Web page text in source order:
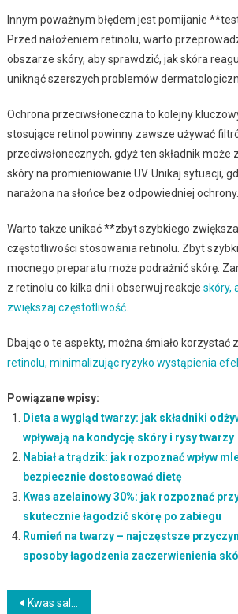
Innym poważnym błędem jest pomijanie
Przed nałożeniem retinolu, warto
obszarze skóry, aby sprawdzić, jak skóra
uniknąć szerszych problemów
Ochrona przeciwsłoneczna to kolejny
stosujące retinol powinny zawsze używać
przeciwsłonecznych, gdyż ten składnik może
skóry na promieniowanie UV. Unikaj sytuacji,
narażona na słońce bez odpowiedniej ochrony.
Warto także unikać **zbyt szybkiego
częstotliwości stosowania retinolu. Zbyt
mocnego preparatu może podrażnić skórę.
z retinolu co kilka dni i obserwuj reakcje skóry,
zwiększaj częstotliwość.
Dbając o te aspekty, można śmiało korzystać
retinolu, minimalizując ryzyko wystąpienia
Powiązane wpisy:
Dieta a wygląd twarzy: jak składniki
wpływają na kondycję skóry i rysy twarzy
Nabiał a trądzik: jak rozpoznać wpływ
bezpiecznie dostosować dietę
Kwas azelainowy 30%: jak rozpoznać
skutecznie łagodzić skórę po zabiegu
Rumień na twarzy – najczęstsze
sposoby łagodzenia zaczerwienienia
Nawigacja
Kwas salicylowy z czym nie łączyć, by uniknąć podrażnień i zadbać o skuteczną pielęgnację skóry